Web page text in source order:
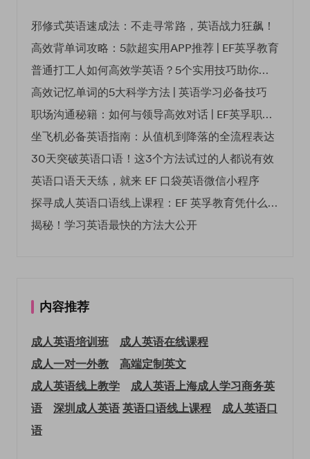
邪修式英语速成法：不走寻常路，英语战力狂飙！
高效背单词攻略：5款超实用APP推荐 | EF英孚教育
普通打工人如何高效学英语？5个实用技巧助你突破职场瓶颈
高效记忆单词的5大科学方法 | 英语学习必备技巧
职场沟通秘籍：如何与领导高效对话 | EF英孚职场指南
坐飞机必备英语指南：从值机到降落的全流程表达
30天突破英语口语！这3个方法试过的人都说有效
英语口语天天练，就来 EF 口袋英语微信小程序
探寻成人英语口语线上课程：EF 英孚教育凭什么领航
揭秘！学习英语最快的方法大公开
内容推荐
成人英语培训班
成人英语在线课程
成人一对一外教
高端定制英文
成人英语线上教学
成人英语上海成人学习商务英
语
深圳成人英语英语口语线上课程
成人英语口
语